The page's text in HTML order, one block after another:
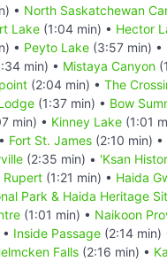
• North Saskatchewan
Lake (1:04 min) • Hector
• Peyto Lake (3:57 min) •
min) • Mistaya Canyon
(2:04 min) • The
(1:37 min) • Bow
min) • Kinney Lake (1:01
Fort St. James (2:10 min) •
(2:35 min) • 'Ksan
Rupert (1:21 min) • Haida
Park & Haida Heritage
(1:01 min) • Naikoon
Inside Passage (2:14 min)
Falls (2:16 min) •